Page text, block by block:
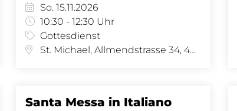
So. 15.11.2026
10:30 - 12:30 Uhr
Gottesdienst
St. Michael, Allmendstrasse 34, 4058 Basel
Santa Messa in Italiano